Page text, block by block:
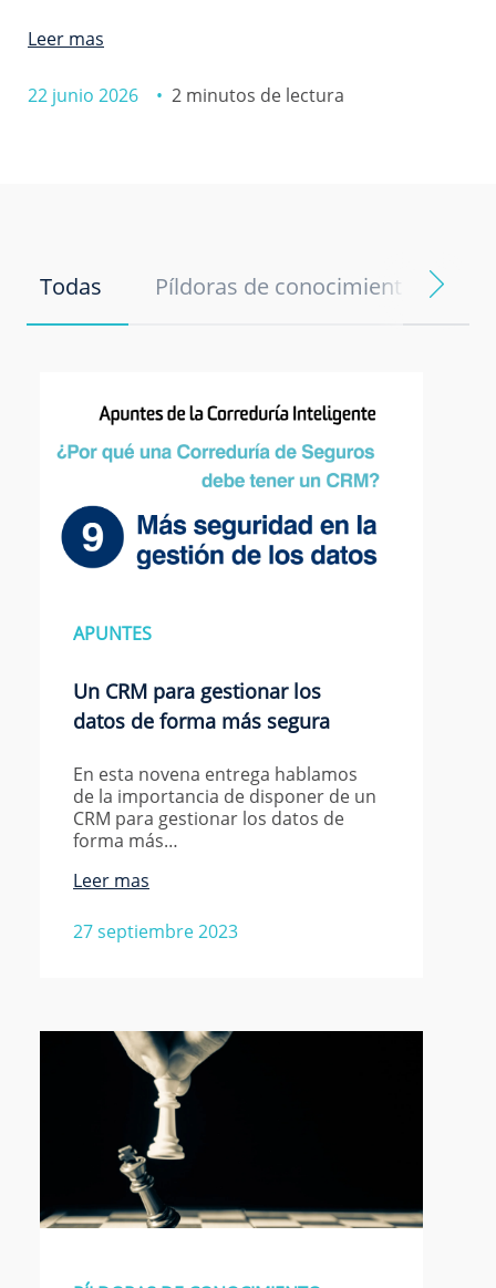
Leer mas
22 junio 2026 • 2 minutos de lectura
Todas Píldoras de conocimiento
APUNTES
Un CRM para gestionar los
datos de forma más segura
En esta novena entrega hablamos
de la importancia de disponer de un
CRM para gestionar los datos de
forma más…
27 septiembre 2023
Leer mas